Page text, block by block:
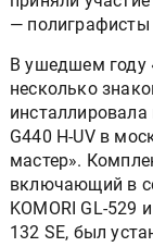
— полиграфисты
В ушедшем году
несколько
G440 H-UV в
мастер».
включающий в
KOMORI GL-529
132 SE, был